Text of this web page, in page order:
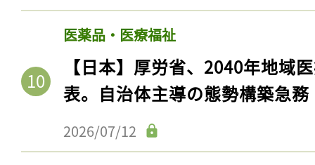
医薬品・医療福祉
【日本】厚労省、2040年地域
表。自治体主導の態勢構築急務
2026/07/12